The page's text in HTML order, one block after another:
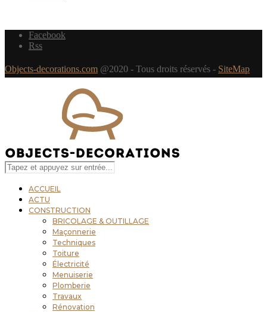
Facebook
Rss
Objects-decorations.com @2020 - Tous droits réservés - SiteMap
ACCUEIL
ACTU
CONSTRUCTION
BRICOLAGE & OUTILLAGE
Maçonnerie
Techniques
Toiture
Électricité
Menuiserie
Plomberie
Travaux
Rénovation